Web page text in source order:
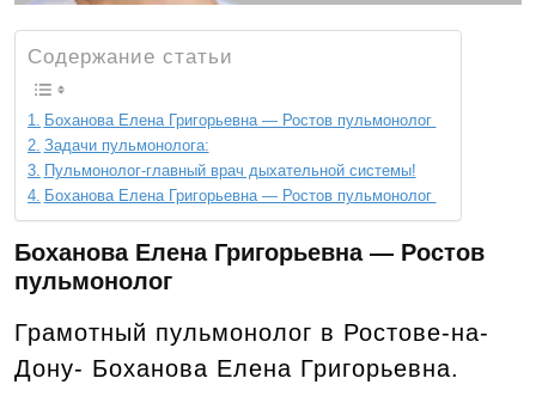
Содержание статьи
Боханова Елена Григорьевна — Ростов пульмонолог
Задачи пульмонолога:
Пульмонолог-главный врач дыхательной системы!
Боханова Елена Григорьевна — Ростов пульмонолог
Боханова Елена Григорьевна — Ростов
пульмонолог
Грамотный пульмонолог в Ростове-на-
Дону- Боханова Елена Григорьевна.